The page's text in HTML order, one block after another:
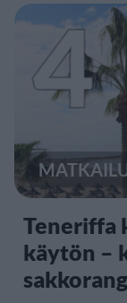
4
Teneriffa
käytön –